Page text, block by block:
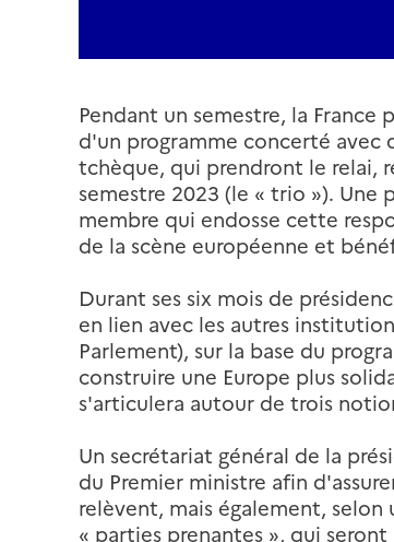
Pendant un semestre, la
d'un programme concerté avec
tchèque, qui prendront le relai,
semestre 2023 (le « trio »).
membre qui endosse cette
de la scène européenne et
Durant ses six mois de
en lien avec les autres
Parlement), sur la base du
construire une Europe plus
s'articulera autour de trois
Un secrétariat général de la
du Premier ministre afin
relèvent, mais également,
« parties prenantes », qui